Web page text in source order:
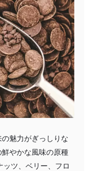
魅力がぎっしりな
やかな風味の原種
ッツ、ベリー、フロ